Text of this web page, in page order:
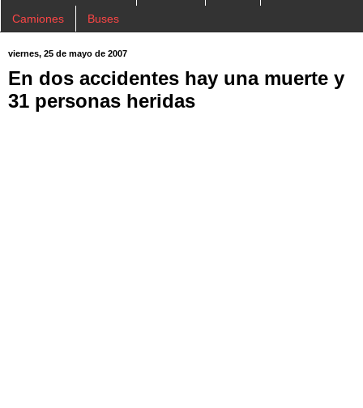
Camiones Buses
viernes, 25 de mayo de 2007
En dos accidentes hay una muerte y
31 personas heridas